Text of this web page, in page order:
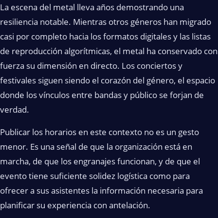
La escena del metal lleva años demostrando una
resiliencia notable. Mientras otros géneros han migrado
casi por completo hacia los formatos digitales y las listas
de reproducción algorítmicas, el metal ha conservado con
fuerza su dimensión en directo. Los conciertos y
festivales siguen siendo el corazón del género, el espacio
donde los vínculos entre bandas y público se forjan de
verdad.
Publicar los horarios en este contexto no es un gesto
menor. Es una señal de que la organización está en
marcha, de que los engranajes funcionan, y de que el
evento tiene suficiente solidez logística como para
ofrecer a sus asistentes la información necesaria para
planificar su experiencia con antelación.